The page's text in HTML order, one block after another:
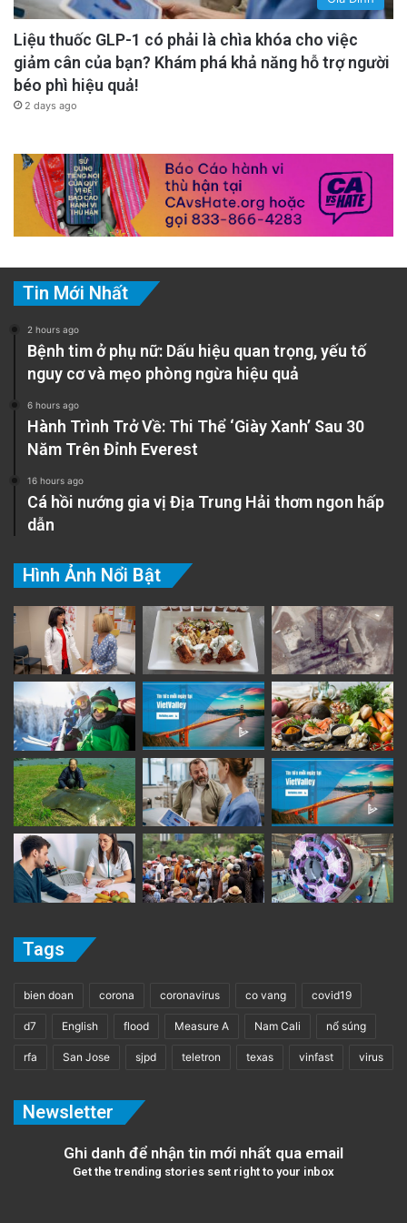
với một địa điểm cụ thể, mốc thời gian và lời
khai cuối cùng được ghi âm vẫn có nguy cơ bị
che giấu một cách rùng rợn. Sự mơ hồ trong
những lời cuối cùng của anh – khả năng ám
vọng chống lại những kẻ tấn công hoặc sản
phẩm của một tâm trí hoảng loạn – sẽ tiếp tục
ám ảnh cộng đồng tội phạm và gia đình
The post Vụ mất tích của Brandon Lawson
appeared first on Saigon Nhỏ .
Liệu thuốc GLP-1 có phải là chìa khóa cho việc
giảm cân của bạn? Khám phá khả năng hỗ trợ người
béo phì hiệu quả!
2 days ago
Tin Mới Nhất
2 hours ago
Bệnh tim ở phụ nữ: Dấu hiệu quan trọng, yếu tố
nguy cơ và mẹo phòng ngừa hiệu quả
6 hours ago
Hành Trình Trở Về: Thi Thể ‘Giày Xanh’ Sau 30
Năm Trên Đỉnh Everest
16 hours ago
Cá hồi nướng gia vị Địa Trung Hải thơm ngon hấp
dẫn
Hình Ảnh Nổi Bật
Tags
bien doan corona coronavirus co vang covid19
d7 English flood Measure A Nam Cali nổ súng
rfa San Jose sjpd teletron texas vinfast virus
Newsletter
Ghi danh để nhận tin mới nhất qua email
Get the trending stories sent right to your inbox